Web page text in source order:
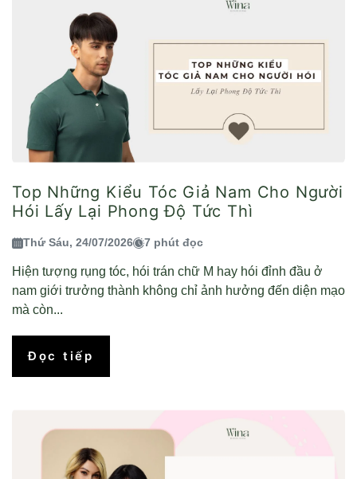
Top Những Kiểu Tóc Giả Nam Cho Người
Hói Lấy Lại Phong Độ Tức Thì
Thứ Sáu, 24/07/2026 7 phút đọc
Hiện tượng rụng tóc, hói trán chữ M hay hói đỉnh đầu ở
nam giới trưởng thành không chỉ ảnh hưởng đến diện mạo
mà còn...
Đọc tiếp